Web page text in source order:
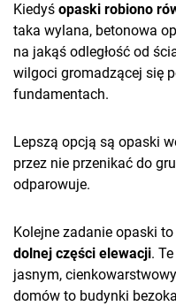
Kiedyś opaski robiono
taka wylana, betonowa
na jakąś odległość od
wilgoci gromadzącej się
fundamentach.
Lepszą opcją są opaski
przez nie przenikać do
odparowuje.
Kolejne zadanie opaski to
dolnej części elewacji.
jasnym,
domów to budynki